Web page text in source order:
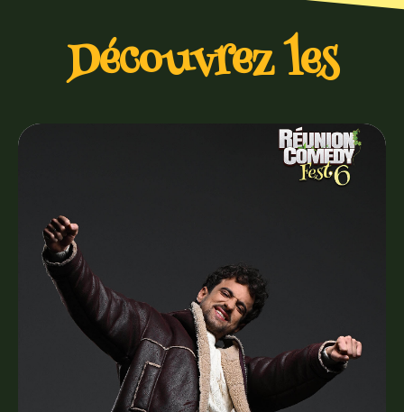
Découvrez les